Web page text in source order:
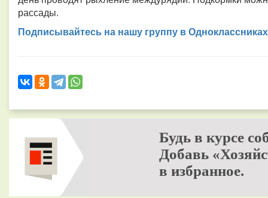
рассады.
Подписывайтесь на нашу группу в Одноклассниках
Будь в курсе
Добавь
в избранное.